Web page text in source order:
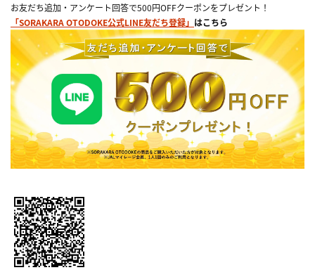
お友だち追加・アンケート回答で500円OFFクーポンをプレゼント！
「SORAKARA OTODOKE公式LINE友だち登録」 はこちら